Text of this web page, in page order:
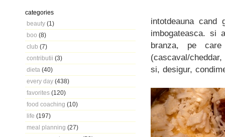
categories
beauty (1)
boo (8)
club (7)
contributii (3)
dieta (40)
every day (438)
favorites (120)
food coaching (10)
life (197)
meal planning (27)
intotdeauna
imbogateasca. si
branza, pe
(cascaval/
si, desigur,